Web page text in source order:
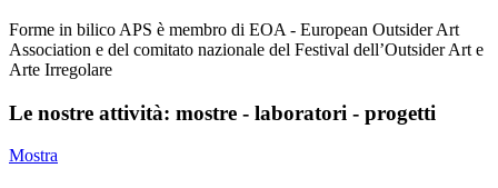
Forme in bilico APS è membro di EOA - European Outsider Art
Association e del comitato nazionale del Festival dell’Outsider Art e
Arte Irregolare
Le nostre attività: mostre - laboratori - progetti
Mostra